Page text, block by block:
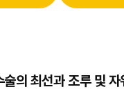
의 최선과 조루 및 자